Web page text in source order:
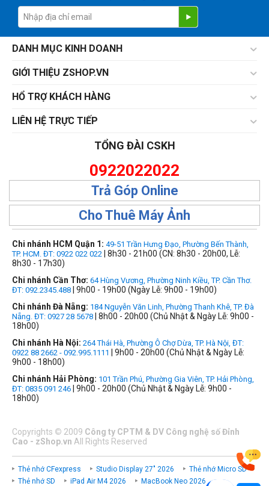
DANH MỤC KINH DOANH
GIỚI THIỆU ZSHOP.VN
HỔ TRỢ KHÁCH HÀNG
LIÊN HỆ TRỰC TIẾP
TỔNG ĐÀI CSKH
0922022022
Trả Góp Online
Cho Thuê Máy Ảnh
Chi nhánh HCM Quận 1: 49-51 Trần Hưng Đạo, Phường Bến Thành,
TP. HCM. ĐT: 0922 022 022 | 8h30 - 21h00 (CN: 8h30 - 20h00, Lễ:
8h30 - 17h30)
Chi nhánh Cần Thơ: 64 Hùng Vương, Phường Ninh Kiều, TP. Cần Thơ.
ĐT: 092.2345.488 | 9h00 - 19h00 (Ngày Lễ: 9h00 - 19h00)
Chi nhánh Đà Nẵng: 184 Nguyễn Văn Linh, Phường Thanh Khê, TP. Đà
Nẵng. ĐT: 0927 28 5678 | 8h00 - 20h00 (Chủ Nhật & Ngày Lễ: 9h00 -
18h00)
Chi nhánh Hà Nội: 264 Thái Hà, Phường Ô Chợ Dừa, TP. Hà Nội, ĐT:
0922 88 2662 - 092.995.1111
| 9h00 - 20h00 (Chủ Nhật & Ngày Lễ:
9h00 - 18h00)
Chi nhánh Hải Phòng: 101 Trần Phú, Phường Gia Viên, TP. Hải Phòng,
ĐT: 0835 091 246 | 9h00 - 20h00 (Chủ Nhật & Ngày Lễ: 9h00 -
18h00)
Copyrights © 2009 Công ty CPTM & DV Công nghệ số Đỉnh
Cao - zShop.vn All Rights Reserved
Thẻ nhớ CFexpress Studio Display 27" 2026
Thẻ nhớ Micro SD
Thẻ nhớ SD
iPad Air M4 2026 MacBook Neo 2026